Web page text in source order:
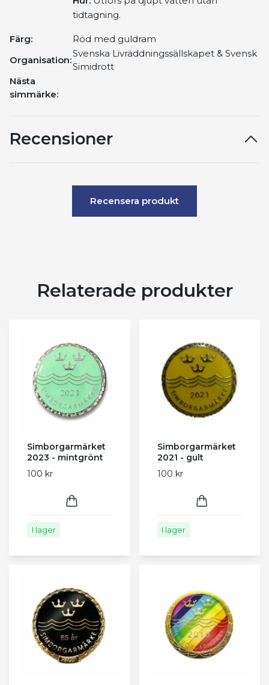
tidtagning.
Färg:
Röd med guldram
Organisation:
Svenska Livräddningssällskapet & Svensk
Simidrott
Nästa
simmärke:
Recensioner
Recensera produkt
Relaterade produkter
Simborgarmärket
2023 - mintgrönt
100 kr
I lager
Simborgarmärket
2021 - gult
100 kr
I lager